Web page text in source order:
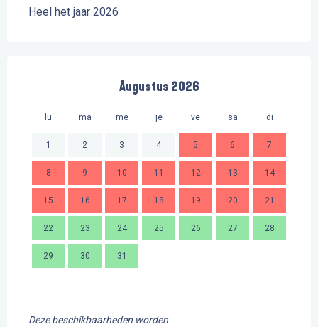
Heel het jaar 2026
Augustus 2026
lu ma me je ve sa di
1 2 3 4 5 6 7
8 9 10 11 12 13 14
15 16 17 18 19 20 21
22 23 24 25 26 27 28
29 30 31
Deze beschikbaarheden worden